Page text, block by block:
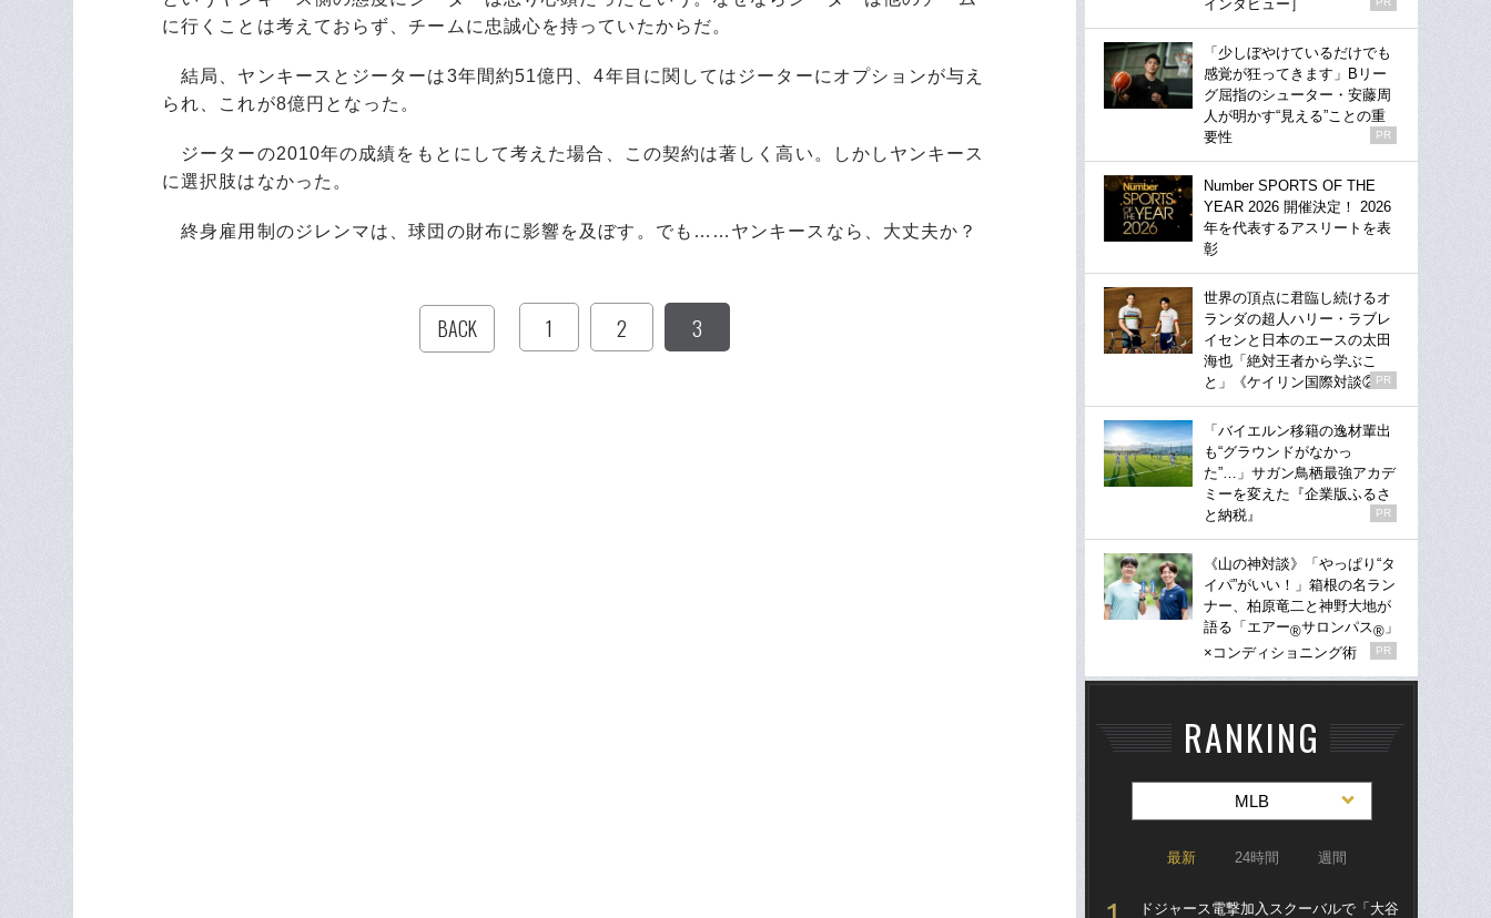
に行くことは考えておらず、チームに忠誠心を持っていたからだ。
結局、ヤンキースとジーターは3年間約51億円、4年目に関してはジーターにオプションが与え
られ、これが8億円となった。
ジーターの2010年の成績をもとにして考えた場合、この契約は著しく高い。しかしヤンキース
に選択肢はなかった。
終身雇用制のジレンマは、球団の財布に影響を及ぼす。でも……ヤンキースなら、大丈夫か？
BACK 1 2 3
インタビュー］
「少しぼやけているだけでも
感覚が狂ってきます」Bリー
グ屈指のシューター・安藤周
人が明かす“見える”ことの重
要性
PR
Number SPORTS OF THE
YEAR 2026 開催決定！ 2026
年を代表するアスリートを表
彰
世界の頂点に君臨し続けるオ
ランダの超人ハリー・ラブレ
イセンと日本のエースの太田
海也「絶対王者から学ぶこ
と」《ケイリン国際対談②》
PR
「バイエルン移籍の逸材輩出
も“グラウンドがなかっ
た”…」サガン鳥栖最強アカデ
ミーを変えた『企業版ふるさ
と納税』
PR
《山の神対談》「やっぱり“タ
イパ”がいい！」箱根の名ラン
ナー、柏原竜二と神野大地が
語る「エアー®サロンパス® 」
×コンディショニング術
PR
RANKING
MLB
最新 24時間 週間
ドジャース電撃加入スクーバルで「大谷